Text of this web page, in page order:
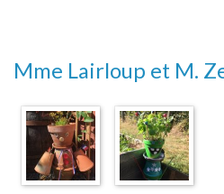
Mme Lairloup et M.